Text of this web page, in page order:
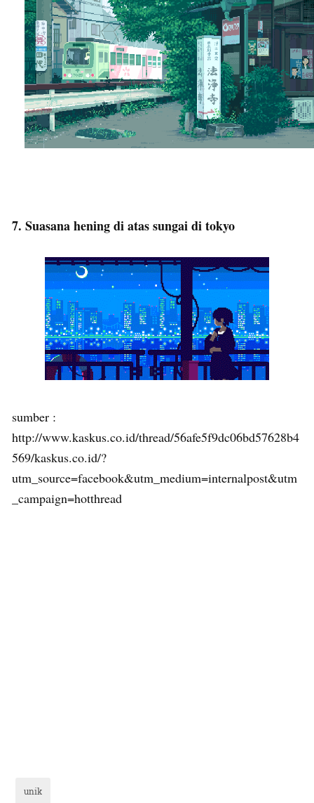
7. Suasana hening di atas sungai di tokyo
sumber :
http://www.kaskus.co.id/thread/56afe5f9dc06bd57628b4
569/kaskus.co.id/?
utm_source=facebook&utm_medium=internalpost&utm
_campaign=hotthread
unik